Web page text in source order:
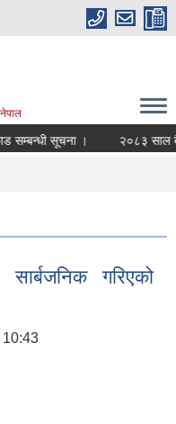
सूचना । २०८३ साल
गरिएको
10:43